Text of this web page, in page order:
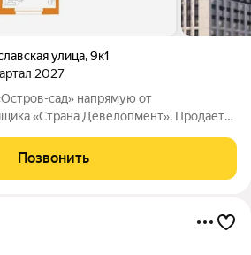
улица,9к1
2027
сад» напрямую от
«Страна Девелопмент». Продается
квартиры 30,83 кв. м. Жилой комплекс
Позвонить